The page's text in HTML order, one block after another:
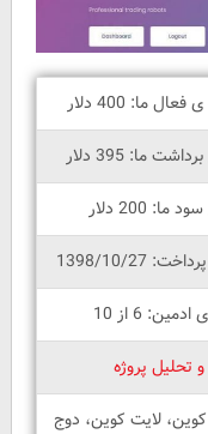
ما: 400 دلار
ما: 395 دلار
200 دلار
1398/10/27
6 از 10
و تحلیل پروژه
لایت کوین، دوج